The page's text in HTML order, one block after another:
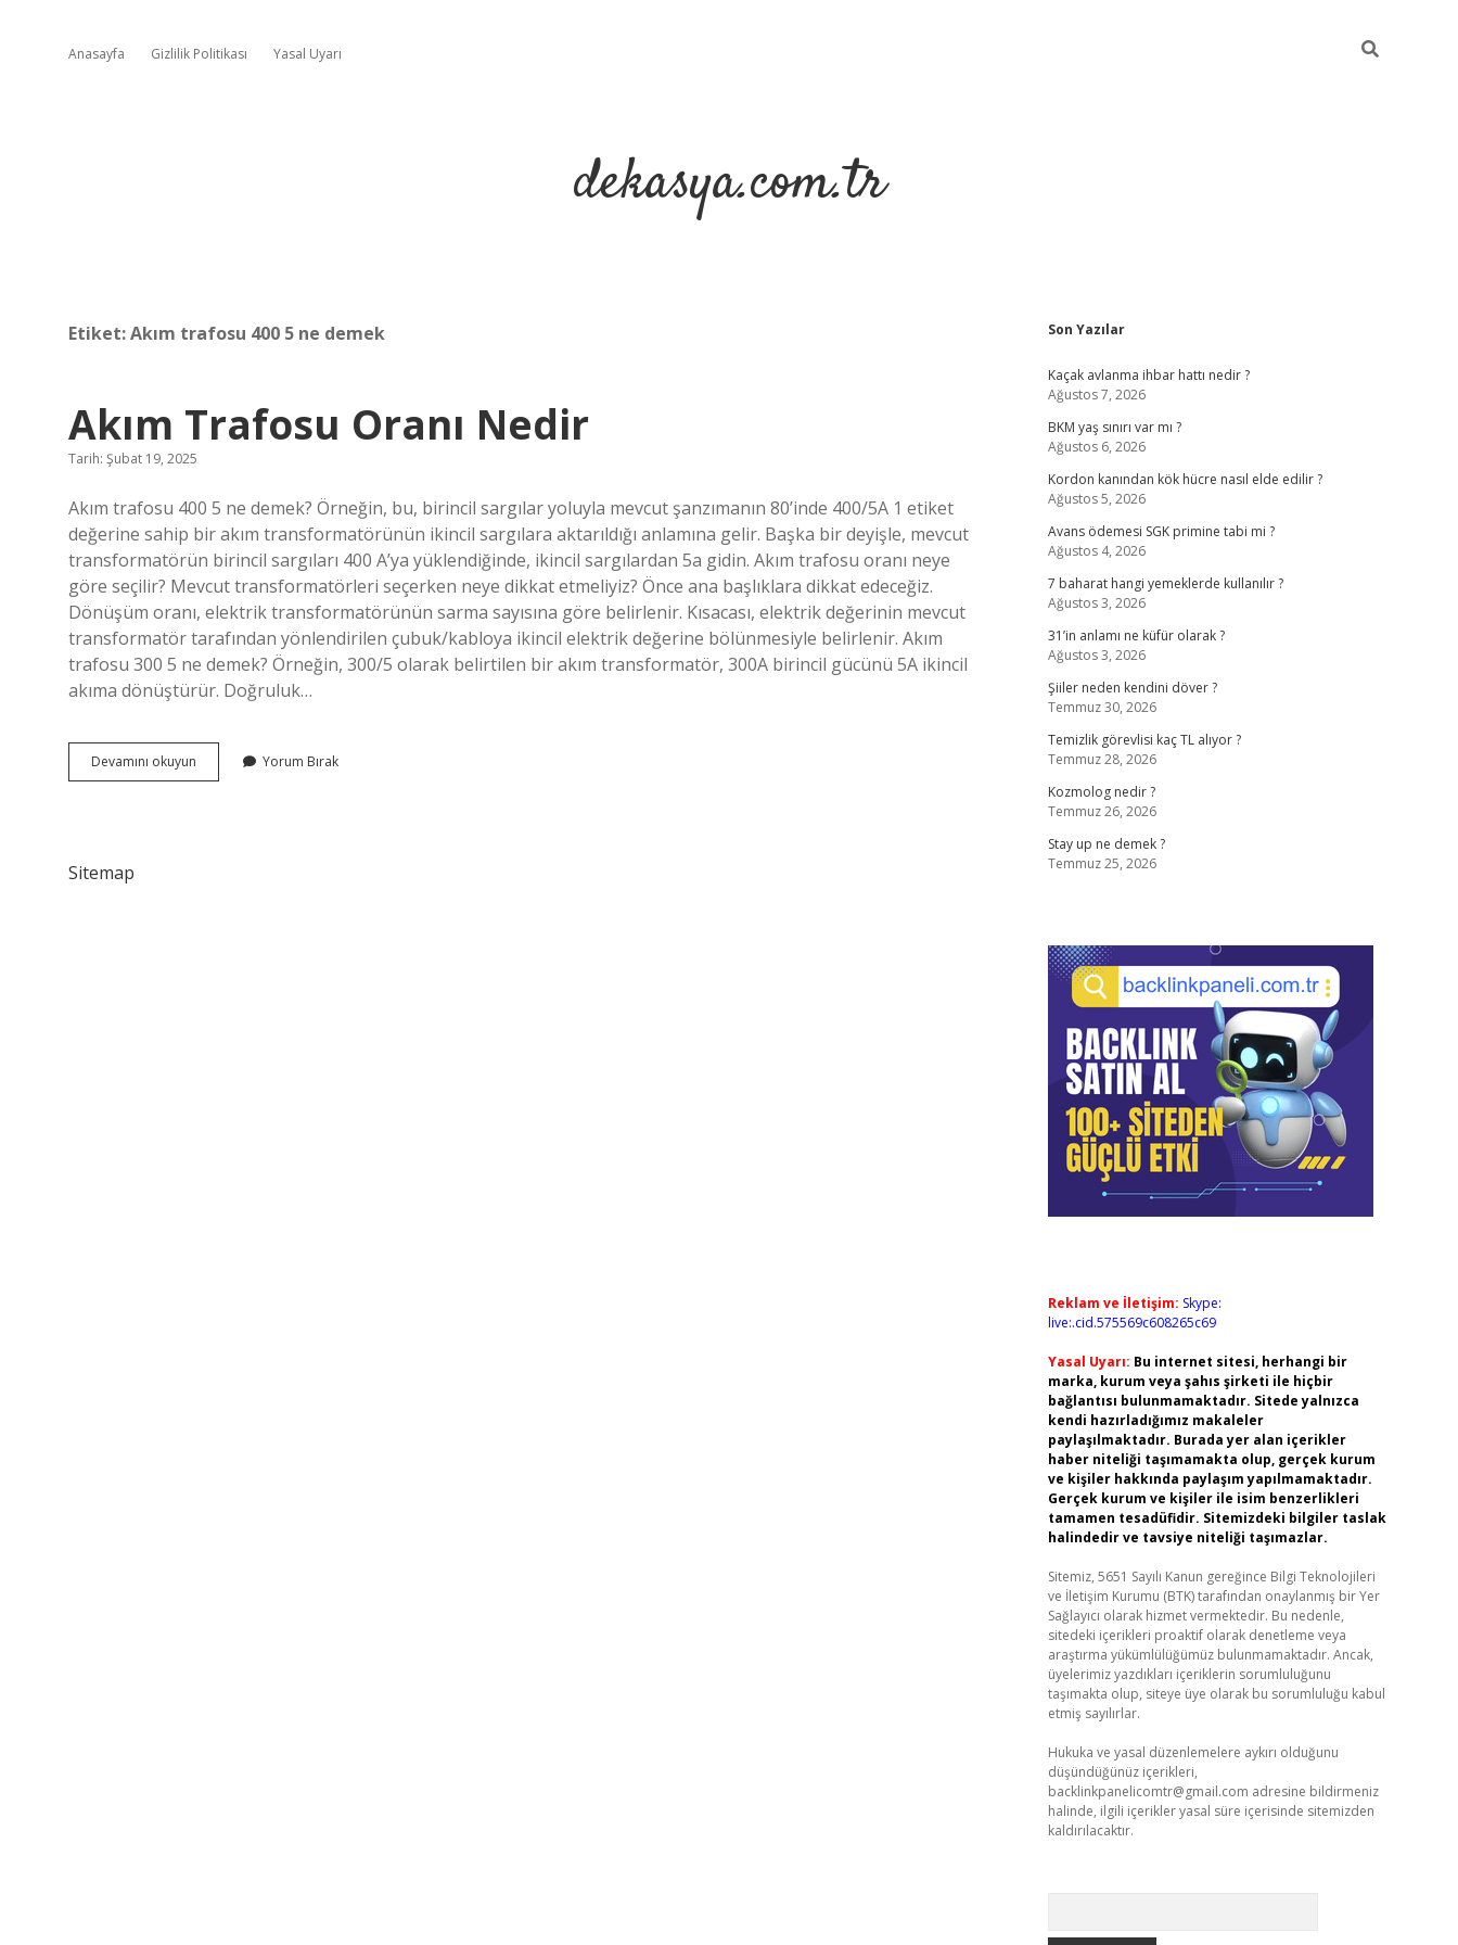
Anasayfa Gizlilik Politikası Yasal Uyarı
dekasya.com.tr
Etiket:Akım trafosu 400 5 ne demek
Akım Trafosu Oranı Nedir
Tarih: Şubat 19, 2025
Akım trafosu 400 5 ne demek? Örneğin, bu, birincil sargılar yoluyla mevcut şanzımanın 80’inde 400/5A 1 etiket
değerine sahip bir akım transformatörünün ikincil sargılara aktarıldığı anlamına gelir. Başka bir deyişle, mevcut
transformatörün birincil sargıları 400 A’ya yüklendiğinde, ikincil sargılardan 5a gidin. Akım trafosu oranı neye
göre seçilir? Mevcut transformatörleri seçerken neye dikkat etmeliyiz? Önce ana başlıklara dikkat edeceğiz.
Dönüşüm oranı, elektrik transformatörünün sarma sayısına göre belirlenir. Kısacası, elektrik değerinin mevcut
transformatör tarafından yönlendirilen çubuk/kabloya ikincil elektrik değerine bölünmesiyle belirlenir. Akım
trafosu 300 5 ne demek? Örneğin, 300/5 olarak belirtilen bir akım transformatör, 300A birincil gücünü 5A ikincil
akıma dönüştürür. Doğruluk…
Devamını okuyun
Trafosu
Yorum Bırak
Sitemap
Sidebar
Son Yazılar
Kaçak avlanma ihbar hattı nedir ?
Ağustos 7, 2026
BKM yaş sınırı var mı ?
Ağustos 6, 2026
Kordon kanından kök hücre nasıl elde edilir ?
Ağustos 5, 2026
Avans ödemesi SGK primine tabi mi ?
Ağustos 4, 2026
7 baharat hangi yemeklerde kullanılır ?
Ağustos 3, 2026
31’in anlamı ne küfür olarak ?
Ağustos 3, 2026
Şiiler neden kendini döver ?
Temmuz 30, 2026
Temizlik görevlisi kaç TL alıyor ?
Temmuz 28, 2026
Kozmolog nedir ?
Temmuz 26, 2026
Stay up ne demek ?
Temmuz 25, 2026
Reklam ve İletişim: Skype:
live:.cid.575569c608265c69
Yasal Uyarı: Bu internet sitesi, herhangi bir
marka, kurum veya şahıs şirketi ile hiçbir
bağlantısı bulunmamaktadır. Sitede yalnızca
kendi hazırladığımız makaleler
paylaşılmaktadır. Burada yer alan içerikler
haber niteliği taşımamakta olup, gerçek kurum
ve kişiler hakkında paylaşım yapılmamaktadır.
Gerçek kurum ve kişiler ile isim benzerlikleri
tamamen tesadüfidir. Sitemizdeki bilgiler taslak
halindedir ve tavsiye niteliği taşımazlar.
Sitemiz, 5651 Sayılı Kanun gereğince Bilgi Teknolojileri
ve İletişim Kurumu (BTK) tarafından onaylanmış bir Yer
Sağlayıcı olarak hizmet vermektedir. Bu nedenle,
sitedeki içerikleri proaktif olarak denetleme veya
araştırma yükümlülüğümüz bulunmamaktadır. Ancak,
üyelerimiz yazdıkları içeriklerin sorumluluğunu
taşımakta olup, siteye üye olarak bu sorumluluğu kabul
etmiş sayılırlar.
Hukuka ve yasal düzenlemelere aykırı olduğunu
düşündüğünüz içerikleri,
backlinkpanelicomtr@gmail.com adresine bildirmeniz
halinde, ilgili içerikler yasal süre içerisinde sitemizden
kaldırılacaktır.
betexper giriş